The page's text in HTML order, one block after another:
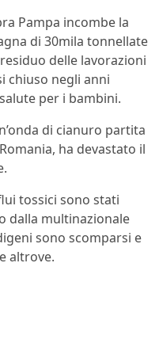
Pampa incombe la
di 30mila tonnellate
delle lavorazioni
chiuso negli anni
per i bambini.
di cianuro partita
ha devastato il
tossici sono stati
dalla multinazionale
sono scomparsi e
altrove.